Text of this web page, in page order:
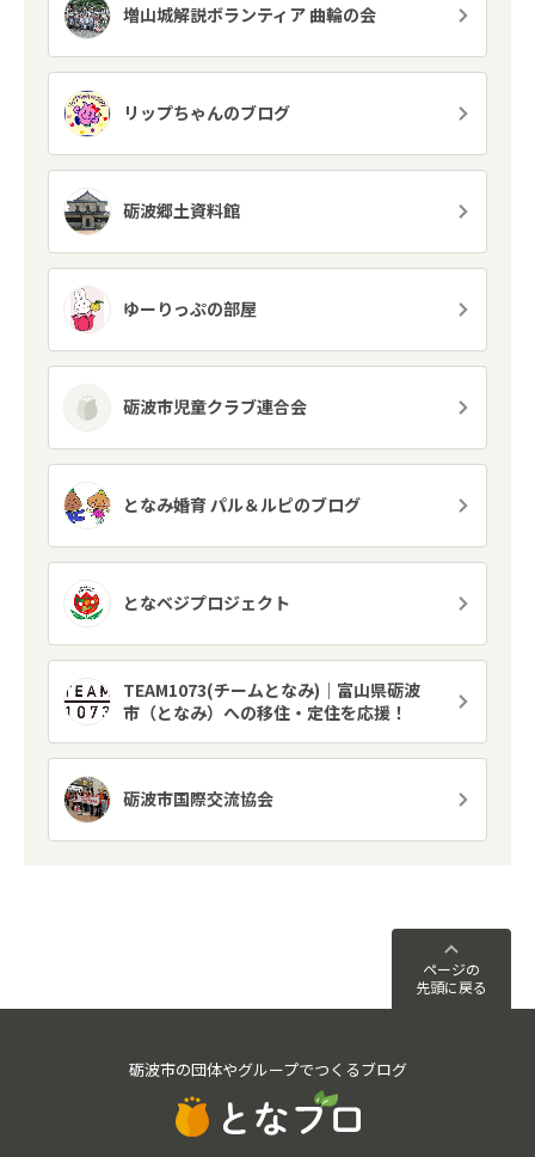
増山城解説ボランティア 曲輪の会
リップちゃんのブログ
砺波郷土資料館
ゆーりっぷの部屋
砺波市児童クラブ連合会
となみ婚育 パル＆ルピのブログ
となベジプロジェクト
TEAM1073(チームとなみ)｜富山県砺波
市（となみ）への移住・定住を応援！
砺波市国際交流協会
ページの
先頭に戻る
砺波市の団体やグループでつくるブログ